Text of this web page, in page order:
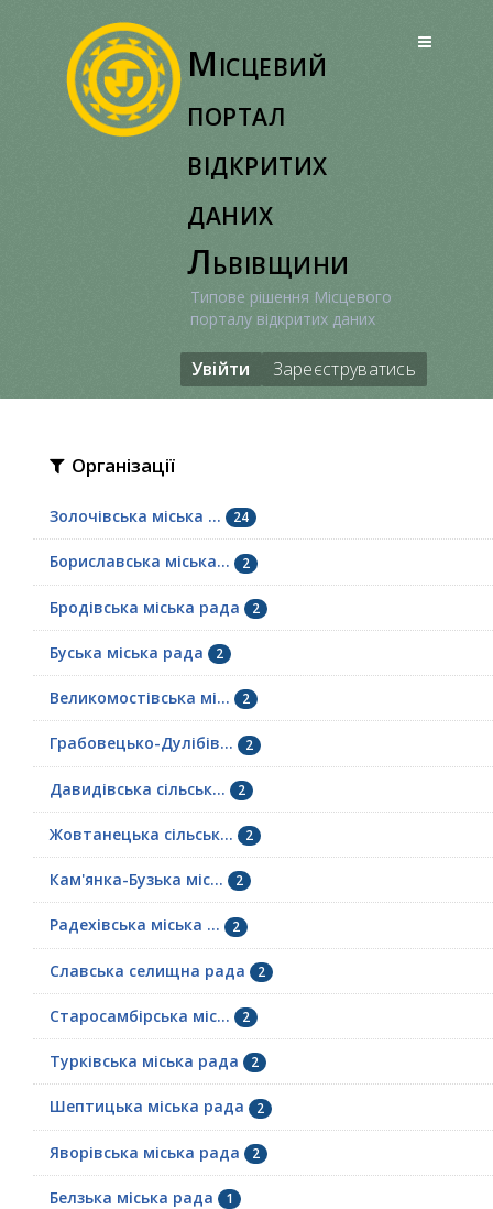
Місцевий
портал
відкритих
даних
Львівщини
Типове рішення Місцевого
порталу відкритих даних
Увійти Зареєструватись
Організації
Золочівська міська ... 24
Бориславська міська... 2
Бродівська міська рада 2
Буська міська рада 2
Великомостівська мі... 2
Грабовецько-Дулібів... 2
Давидівська сільськ... 2
Жовтанецька сільськ... 2
Кам'янка-Бузька міс... 2
Радехівська міська ... 2
Славська селищна рада 2
Старосамбірська міс... 2
Турківська міська рада 2
Шептицька міська рада 2
Яворівська міська рада 2
Белзька міська рада 1